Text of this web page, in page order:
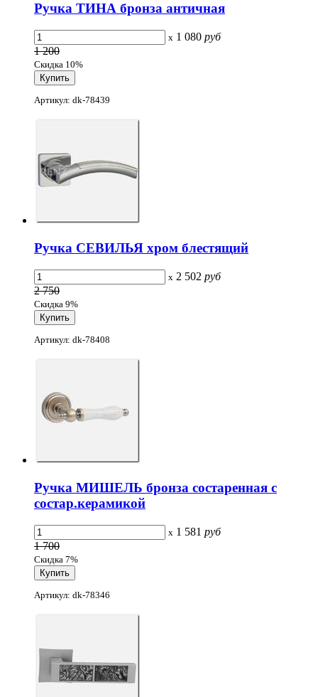
Ручка ТИНА бронза античная
x 1 080 руб
1 200
Скидка 10%
Артикул: dk-78439
Ручка СЕВИЛЬЯ хром блестящий
x 2 502 руб
2 750
Скидка 9%
Артикул: dk-78408
Ручка МИШЕЛЬ бронза состаренная с
состар.керамикой
x 1 581 руб
1 700
Скидка 7%
Артикул: dk-78346